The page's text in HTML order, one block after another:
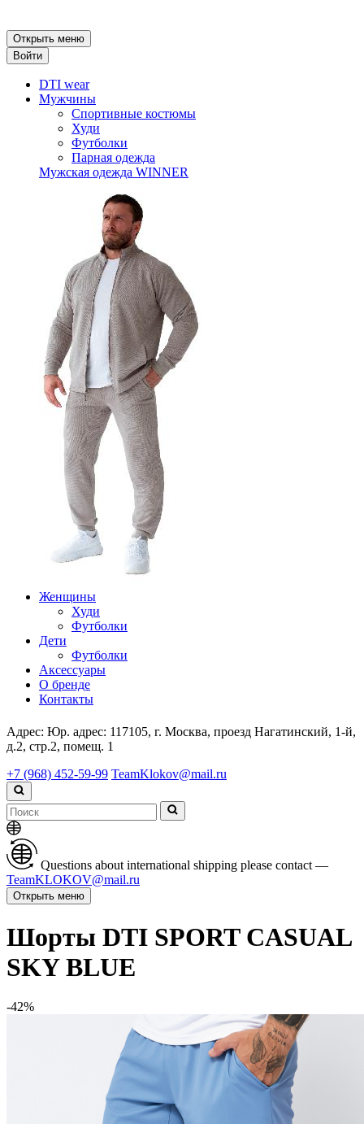
Открыть меню
Войти
DTI wear
Мужчины
Спортивные костюмы
Худи
Футболки
Парная одежда
Мужская одежда WINNER
Женщины
Худи
Футболки
Дети
Футболки
Аксессуары
О бренде
Контакты
Адрес: Юр. адрес: 117105, г. Москва, проезд Нагатинский, 1-й,
д.2, стр.2, помещ. 1
+7 (968) 452-59-99 TeamKlokov@mail.ru
Questions about international shipping please contact —
TeamKLOKOV@mail.ru
Открыть меню
Шорты DTI SPORT CASUAL
SKY BLUE
-42%